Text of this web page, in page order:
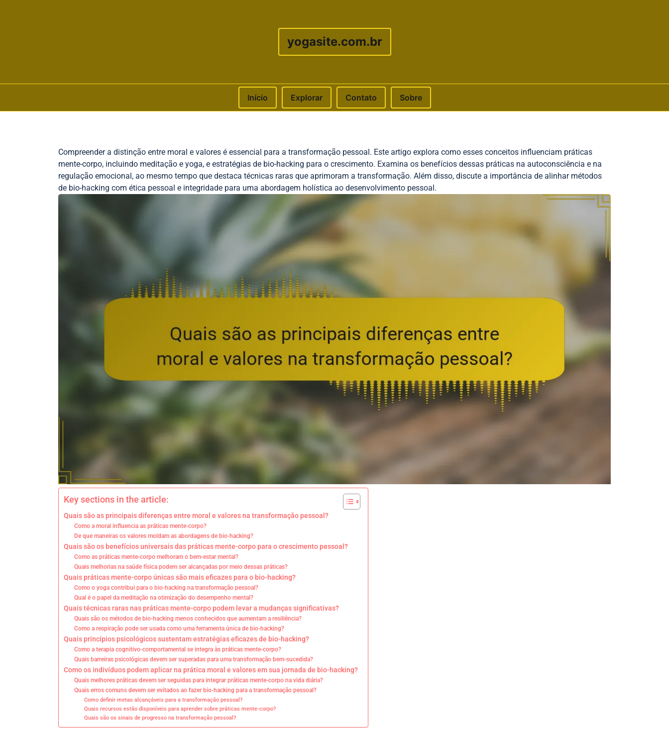
yogasite.com.br
Início Explorar Contato
Sobre
Compreender a distinção entre moral e valores é essencial para a transformação pessoal. Este artigo explora como esses conceitos influenciam práticas
mente-corpo, incluindo meditação e yoga, e estratégias de bio-hacking para o crescimento. Examina os benefícios dessas práticas na autoconsciência e na
regulação emocional, ao mesmo tempo que destaca técnicas raras que aprimoram a transformação. Além disso, discute a importância de alinhar métodos
de bio-hacking com ética pessoal e integridade para uma abordagem holística ao desenvolvimento pessoal.
Key sections in the article:
Quais são as principais diferenças entre moral e valores na transformação pessoal?
Como a moral influencia as práticas mente-corpo?
De que maneiras os valores moldam as abordagens de bio-hacking?
Quais são os benefícios universais das práticas mente-corpo para o crescimento pessoal?
Como as práticas mente-corpo melhoram o bem-estar mental?
Quais melhorias na saúde física podem ser alcançadas por meio dessas práticas?
Quais práticas mente-corpo únicas são mais eficazes para o bio-hacking?
Como o yoga contribui para o bio-hacking na transformação pessoal?
Qual é o papel da meditação na otimização do desempenho mental?
Quais técnicas raras nas práticas mente-corpo podem levar a mudanças significativas?
Quais são os métodos de bio-hacking menos conhecidos que aumentam a resiliência?
Como a respiração pode ser usada como uma ferramenta única de bio-hacking?
Quais princípios psicológicos sustentam estratégias eficazes de bio-hacking?
Como a terapia cognitivo-comportamental se integra às práticas mente-corpo?
Quais barreiras psicológicas devem ser superadas para uma transformação bem-sucedida?
Como os indivíduos podem aplicar na prática moral e valores em sua jornada de bio-hacking?
Quais melhores práticas devem ser seguidas para integrar práticas mente-corpo na vida diária?
Quais erros comuns devem ser evitados ao fazer bio-hacking para a transformação pessoal?
Como definir metas alcançáveis para a transformação pessoal?
Quais recursos estão disponíveis para aprender sobre práticas mente-corpo?
Quais são os sinais de progresso na transformação pessoal?